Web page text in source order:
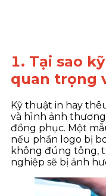
1. Tại sao
quan trọng
Kỹ thuật in hay
và hình ảnh
đồng phục. Một
nếu phần logo bị
không đúng tông,
nghiệp sẽ bị ảnh